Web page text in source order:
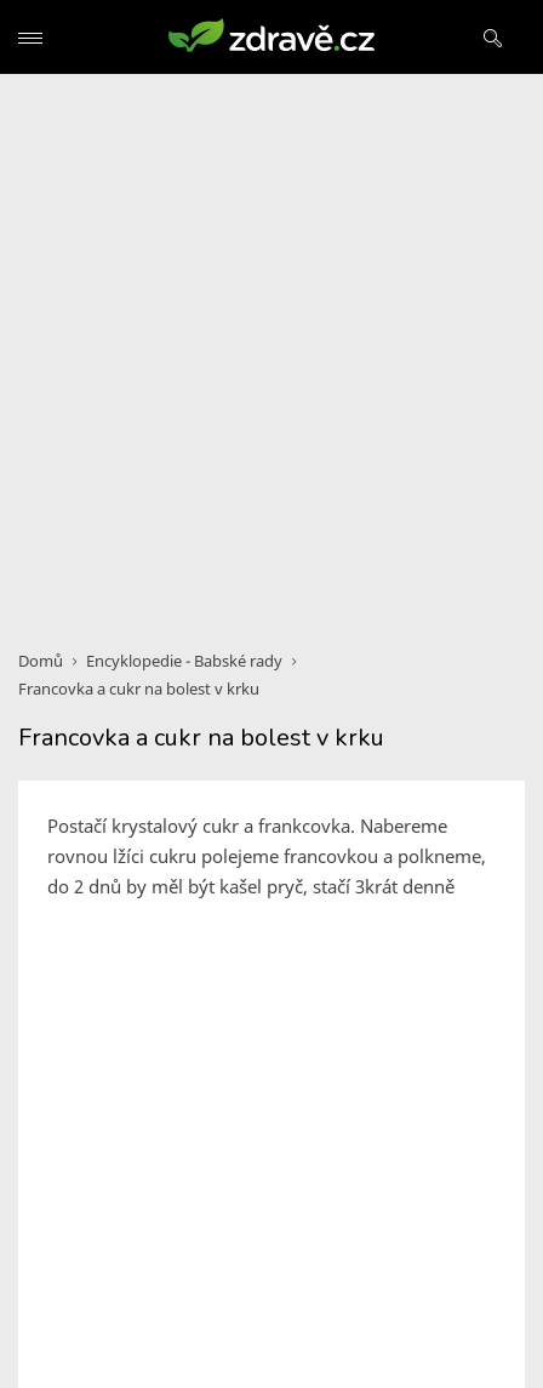
Domů
Encyklopedie - Babské rady
Francovka a cukr na bolest v krku
Francovka a cukr na bolest v krku
Postačí krystalový cukr a frankcovka. Nabereme
rovnou lžíci cukru polejeme francovkou a polkneme,
do 2 dnů by měl být kašel pryč, stačí 3krát denně